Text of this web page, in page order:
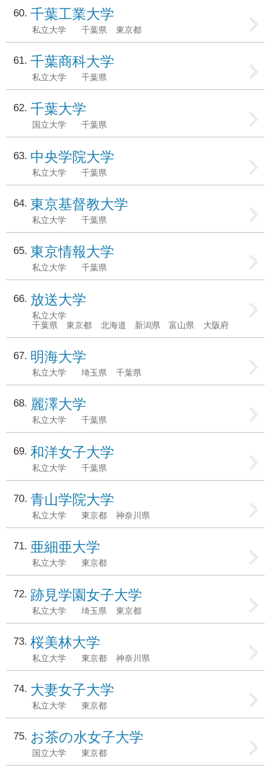
60 千葉工業大学
私立大学 千葉県 東京都
61 千葉商科大学
私立大学 千葉県
62 千葉大学
国立大学 千葉県
63 中央学院大学
私立大学 千葉県
64 東京基督教大学
私立大学 千葉県
65 東京情報大学
私立大学 千葉県
66 放送大学
私立大学
千葉県
東京都 北海道 新潟県 富山県 大阪府
67 明海大学
私立大学 埼玉県 千葉県
68 麗澤大学
私立大学 千葉県
69 和洋女子大学
私立大学 千葉県
70 青山学院大学
私立大学 東京都 神奈川県
71 亜細亜大学
私立大学 東京都
72 跡見学園女子大学
私立大学 埼玉県 東京都
73 桜美林大学
私立大学 東京都 神奈川県
74 大妻女子大学
私立大学 東京都
75 お茶の水女子大学
国立大学 東京都